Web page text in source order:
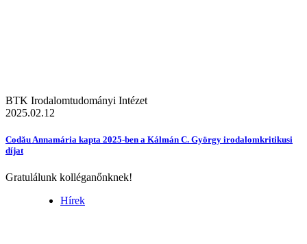
BTK Irodalomtudományi Intézet
2025.02.12
Codău Annamária kapta 2025-ben a Kálmán C. György irodalomkritikusi
díjat
Gratulálunk kolléganőnknek!
Hírek